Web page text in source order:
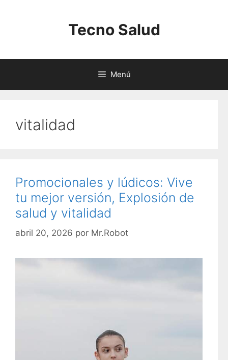
Tecno Salud
Menú
vitalidad
Promocionales y lúdicos: Vive
tu mejor versión, Explosión de
salud y vitalidad
abril 20, 2026 por Mr.Robot